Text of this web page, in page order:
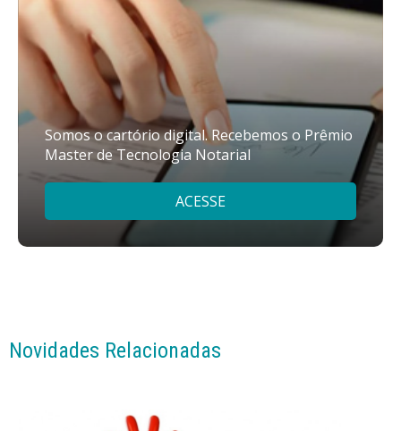
Somos o cartório digital. Recebemos o Prêmio
Master de Tecnologia Notarial
ACESSE
Novidades Relacionadas